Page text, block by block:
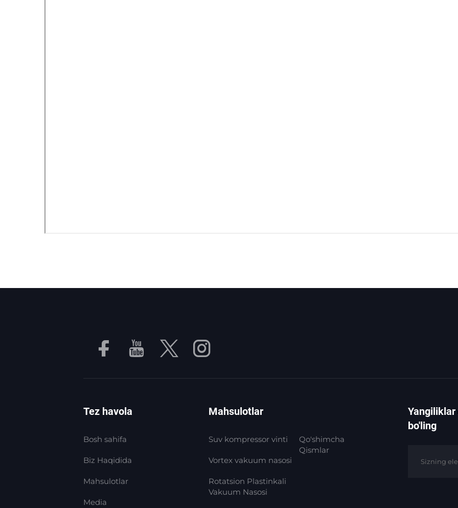
Tez havola
Bosh sahifa
Biz Haqidida
Mahsulotlar
Media
Mahsulotlar
Suv kompressor vinti
Vortex vakuum nasosi
Rotatsion Plastinkali
Vakuum Nasosi
Qo'shimcha
Qismlar
bo'ling